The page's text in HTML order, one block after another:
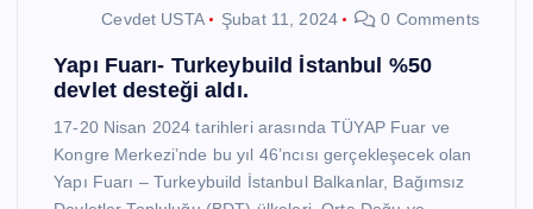
Cevdet USTA Şubat 11, 2024 0 Comments
Yapı Fuarı- Turkeybuild İstanbul %50
devlet desteği aldı.
17-20 Nisan 2024 tarihleri arasında TÜYAP Fuar ve
Kongre Merkezi’nde bu yıl 46’ncısı gerçekleşecek olan
Yapı Fuarı – Turkeybuild İstanbul Balkanlar, Bağımsız